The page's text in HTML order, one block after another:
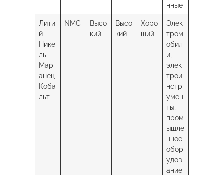
нные
Лити
й
Нике
ль
Марг
анец
Коба
льт
NMC
Высо
кий
Высо
кий
Хоро
ший
Элек
тром
обил
и,
элек
трои
нстр
умен
ты,
пром
ышле
нное
обор
удов
ание